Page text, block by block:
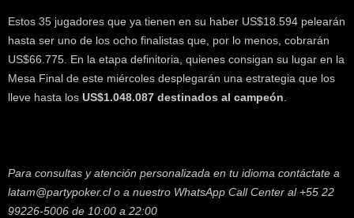
Estos 35 jugadores que ya tienen en su haber US$18.594 pelearán
hasta ser uno de los ocho finalistas que, por lo menos, cobrarán
US$66.775. En la etapa definitoria, quienes consigan su lugar en la
Mesa Final de este miércoles desplegarán una estrategia que los
lleve hasta los US$1.048.087 destinados al campeón
Para consultas y atención personalizada en tu idioma contáctate a
latam@partypoker.cl o a nuestro WhatsApp Call Center al +55 22
99226-5006 de 10:00 a 22:00